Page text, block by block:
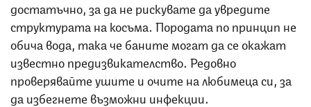
достатъчно, за да не рискувате да увредите
структурата на косъма. Породата по принцип не
обича вода, така че баните могат да се окажат
известно предизвикателство. Редовно
проверявайте ушите и очите на любимеца си, за
да избегнете възможни инфекции.